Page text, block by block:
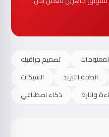
تصميم جرافيك
انظمة التبريد
الشبكات
وانارة
ذكاء اصطناعي